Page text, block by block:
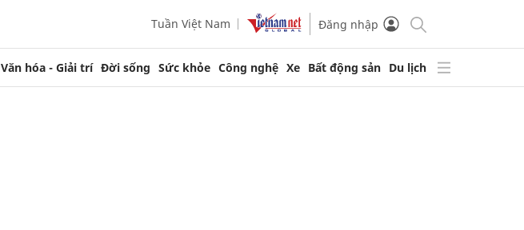
Tuần Việt Nam Đăng nhập
Văn hóa - Giải trí Đời sống Sức khỏe Công nghệ Xe Bất động sản Du lịch